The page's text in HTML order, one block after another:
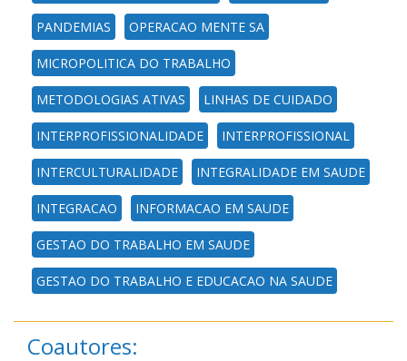
PANDEMIAS OPERACAO MENTE SA
MICROPOLITICA DO TRABALHO
METODOLOGIAS ATIVAS LINHAS DE CUIDADO
INTERPROFISSIONALIDADE INTERPROFISSIONAL
INTERCULTURALIDADE INTEGRALIDADE EM SAUDE
INTEGRACAO INFORMACAO EM SAUDE
GESTAO DO TRABALHO EM SAUDE
GESTAO DO TRABALHO E EDUCACAO NA SAUDE
Coautores: